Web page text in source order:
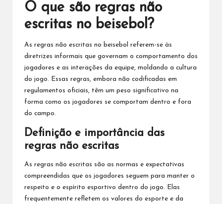
O que são regras não
escritas no beisebol?
As regras não escritas no beisebol
referem-se às
diretrizes informais que governam o comportamento dos
jogadores e as interações da equipe, moldando a cultura
do jogo. Essas regras, embora não codificadas em
regulamentos oficiais, têm um peso significativo na
forma como os jogadores se comportam dentro e fora
do campo.
Definição e importância das
regras não escritas
As regras não escritas são as normas e expectativas
compreendidas que os jogadores seguem para manter o
respeito e o espírito esportivo dentro do jogo. Elas
frequentemente refletem os valores do esporte e da